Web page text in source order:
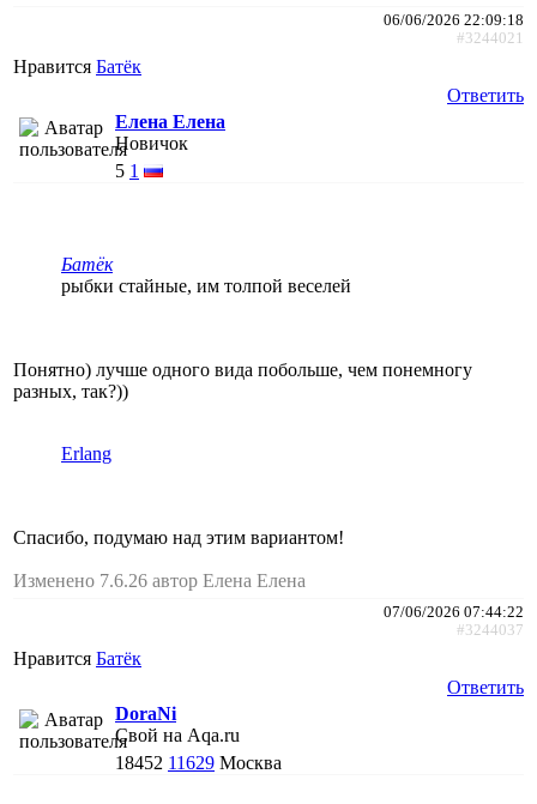
06/06/2026 22:09:18
#3244021
Нравится Батёк
Ответить
Елена Елена
Новичок
5 1
Батёк
рыбки стайные, им толпой веселей
Понятно) лучше одного вида побольше, чем понемногу
разных, так?))
Erlang
Спасибо, подумаю над этим вариантом!
Изменено 7.6.26 автор Елена Елена
07/06/2026 07:44:22
#3244037
Нравится Батёк
Ответить
DoraNi
Свой на Aqa.ru
18452 11629 Москва